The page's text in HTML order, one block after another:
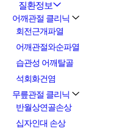
질환정보
어깨관절 클리닉
회전근개파열
어깨관절와순파열
습관성 어깨탈골
석회화건염
무릎관절 클리닉
반월상연골손상
십자인대 손상